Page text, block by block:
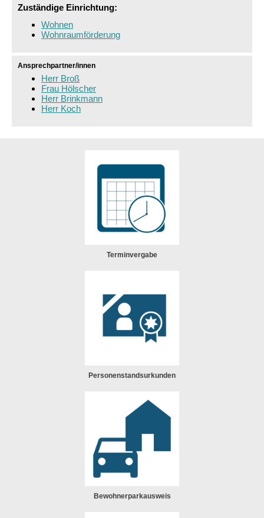
Zuständige Einrichtung:
Wohnen
Wohnraumförderung
Ansprechpartner/innen
Herr Broß
Frau Hölscher
Herr Brinkmann
Herr Koch
Terminvergabe
Personenstandsurkunden
Bewohnerparkausweis